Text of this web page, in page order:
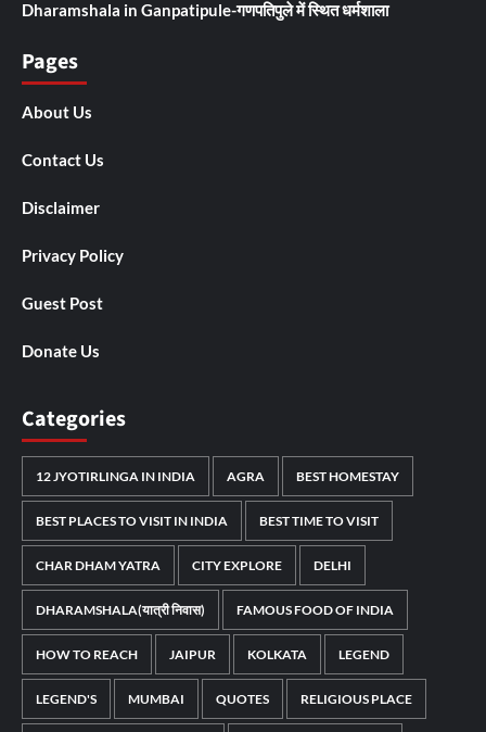
Dharamshala in Ganpatipule-गणपतिपुले में स्थित धर्मशाला
Pages
About Us
Contact Us
Disclaimer
Privacy Policy
Guest Post
Donate Us
Categories
12 JYOTIRLINGA IN INDIA AGRA BEST HOMESTAY
BEST PLACES TO VISIT IN INDIA BEST TIME TO VISIT
CHAR DHAM YATRA CITY EXPLORE DELHI
DHARAMSHALA(यात्री निवास) FAMOUS FOOD OF INDIA
HOW TO REACH JAIPUR KOLKATA LEGEND
LEGEND'S MUMBAI QUOTES RELIGIOUS PLACE